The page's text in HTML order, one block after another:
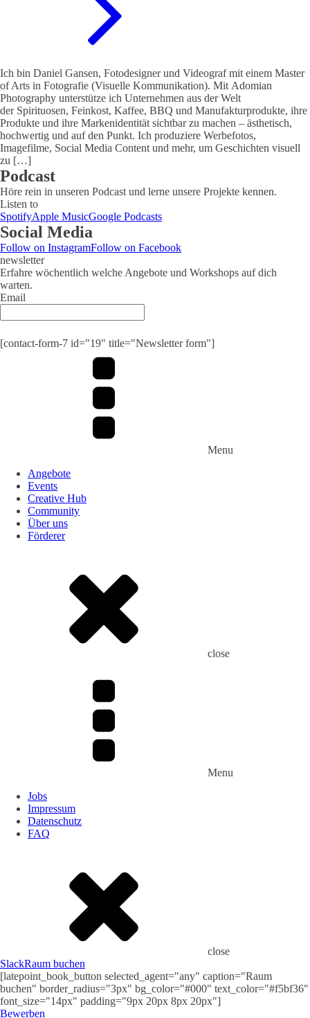
Ich bin Daniel Gansen, Fotodesigner und Videograf mit einem Master
of Arts in Fotografie (Visuelle Kommunikation). Mit Adomian
Photography unterstütze ich Unternehmen aus der Welt
der Spirituosen, Feinkost, Kaffee, BBQ und Manufakturprodukte, ihre
Produkte und ihre Markenidentität sichtbar zu machen – ästhetisch,
hochwertig und auf den Punkt. Ich produziere Werbefotos,
Imagefilme, Social Media Content und mehr, um Geschichten visuell
zu […]
Podcast
Höre rein in unseren Podcast und lerne unsere Projekte kennen.
Listen to
SpotifyApple MusicGoogle Podcasts
Social Media
Follow on InstagramFollow on Facebook
newsletter
Erfahre wöchentlich welche Angebote und Workshops auf dich
warten.
Email
[contact-form-7 id="19" title="Newsletter form"]
Menu
Angebote
Events
Creative Hub
Community
Über uns
Förderer
close
Menu
Jobs
Impressum
Datenschutz
FAQ
close
SlackRaum buchen
[latepoint_book_button selected_agent="any" caption="Raum
buchen" border_radius="3px" bg_color="#000" text_color="#f5bf36"
font_size="14px" padding="9px 20px 8px 20px"]
Bewerben